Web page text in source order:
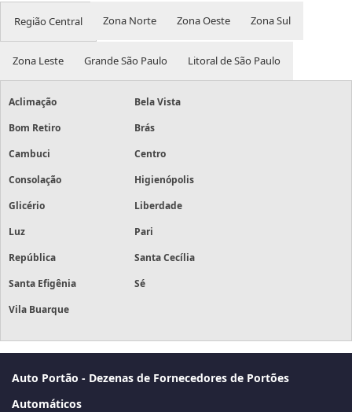
Região Central Zona Norte Zona Oeste Zona Sul
Zona Leste Grande São Paulo Litoral de São Paulo
Aclimação
Bela Vista
Bom Retiro
Brás
Cambuci
Centro
Consolação
Higienópolis
Glicério
Liberdade
Luz
Pari
República
Santa Cecília
Santa Efigênia
Sé
Vila Buarque
Auto Portão - Dezenas de Fornecedores de Portões
Automáticos